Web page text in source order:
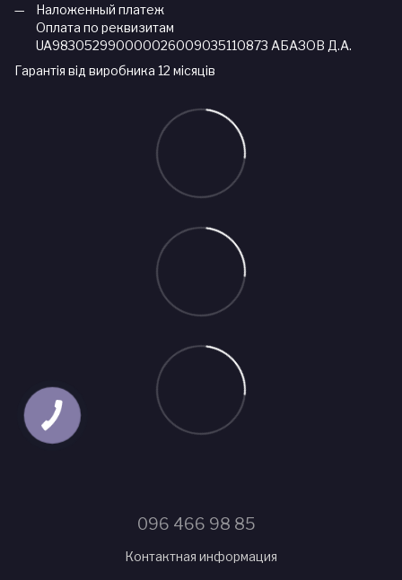
Наложенный платеж
Оплата по реквизитам
UA983052990000026009035110873 АБАЗОВ Д.А.
Гарантія від виробника 12 місяців
096 466 98 85
Контактная информация